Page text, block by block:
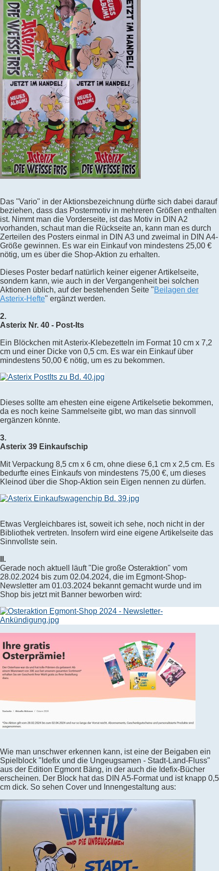
Das "Vario" in der Aktionsbezeichnung dürfte sich dabei darauf
beziehen, dass das Postermotiv in mehreren Größen enthalten
ist. Nimmt man die Vorderseite, ist das Motiv in DIN A2
vorhanden, schaut man die Rückseite an, kann man es durch
Zerteilen des Posters einmal in DIN A3 und zweimal in DIN A4-
Größe gewinnen. Es war ein Einkauf von mindestens 25,00 €
nötig, um es über die Shop-Aktion zu erhalten.
Dieses Poster bedarf natürlich keiner eigener Artikelseite,
sondern kann, wie auch in der Vergangenheit bei solchen
Aktionen üblich, auf der bestehenden Seite "Beilagen der
Asterix-Hefte" ergänzt werden.
2.
Asterix Nr. 40 - Post-Its
Ein Blöckchen mit Asterix-Klebezetteln im Format 10 cm x 7,2
cm und einer Dicke von 0,5 cm. Es war ein Einkauf über
mindestens 50,00 € nötig, um es zu bekommen.
Dieses sollte am ehesten eine eigene Artikelsetie bekommen,
da es noch keine Sammelseite gibt, wo man das sinnvoll
ergänzen könnte.
3.
Asterix 39 Einkaufschip
Mit Verpackung 8,5 cm x 6 cm, ohne diese 6,1 cm x 2,5 cm. Es
bedurfte eines Einkaufs von mindestens 75,00 €, um dieses
Kleinod über die Shop-Aktion sein Eigen nennen zu dürfen.
Etwas Vergleichbares ist, soweit ich sehe, noch nicht in der
Bibliothek vertreten. Insofern wird eine eigene Artikelseite das
Sinnvollste sein.
II.
Gerade noch aktuell läuft "Die große Osteraktion" vom
28.02.2024 bis zum 02.04.2024, die im Egmont-Shop-
Newsletter am 01.03.2024 bekannt gemacht wurde und im
Shop bis jetzt mit Banner beworben wird:
Wie man unschwer erkennen kann, ist eine der Beigaben ein
Spielblock "Idefix und die Ungeugsamen - Stadt-Land-Fluss"
aus der Edition Egmont Bäng, in der auch die Idefix-Bücher
erscheinen. Der Block hat das DIN A5-Format und ist knapp 0,5
cm dick. So sehen Cover und Innengestaltung aus: